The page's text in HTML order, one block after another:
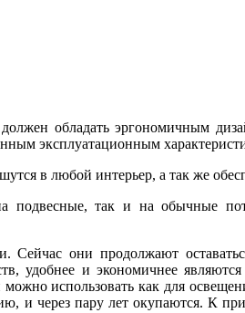
обладать эргономичным
эксплуатационным
в любой интерьер, а так же
так и на обычные
Сейчас они продолжают
удобнее и экономичнее
использовать как для
и через пару лет окупаются. К